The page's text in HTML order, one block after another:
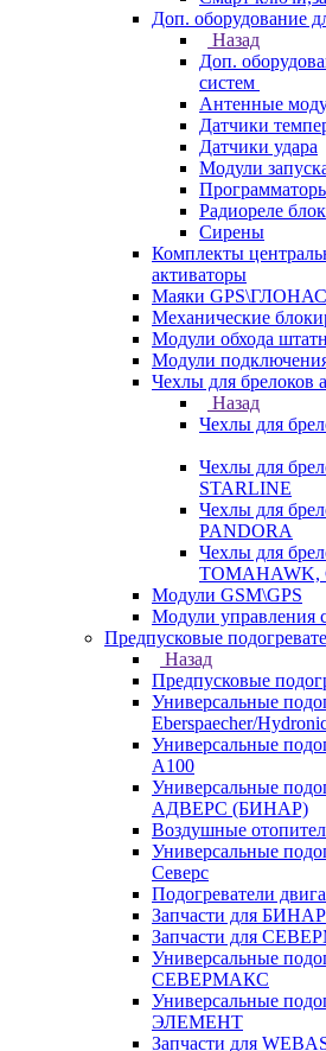
Доп. оборудование
Назад
Доп.
систем
Антенные
Датчики
Датчики удара
Модули
Радиореле
Сирены
Комплекты
активаторы
Маяки
Механические
Модули обхода
Модули
Чехлы для брелоков
Назад
Чехлы для
Чехлы для
STARLINE
Чехлы для
PANDORA
Чехлы для
TOMAHAWK,
Модули GSM\GPS
Модули управления
Предпусковые
Назад
Предпусковые
Универсальные
Eberspaecher/
Универсальные
A100
Универсальные
АДВЕРС (БИНАР)
Воздушные
Универсальные
Северс
Подогреватели
Запчасти для БИНАР
Запчасти для
Универсальные
СЕВЕРМАКС
Универсальные
ЭЛЕМЕНТ
Запчасти для